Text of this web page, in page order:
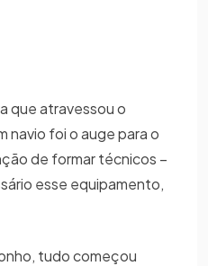
que atravessou o
navio foi o auge para o
de formar técnicos –
esse equipamento,
tudo começou